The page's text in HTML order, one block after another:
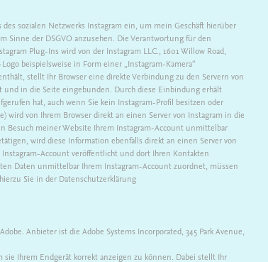
sozialen Netzwerks Instagram ein, um mein Geschäft hierüber
Sinne der DSGVO anzusehen. Die Verantwortung für den
Plug-Ins wird von der Instagram LLC., 1601 Willow Road,
beispielsweise in Form einer „Instagram-Kamera“
stellt Ihr Browser eine direkte Verbindung zu den Servern von
in die Seite eingebunden. Durch diese Einbindung erhält
hat, auch wenn Sie kein Instagram-Profil besitzen oder
wird von Ihrem Browser direkt an einen Server von Instagram in die
Besuch meiner Website Ihrem Instagram-Account unmittelbar
wird diese Information ebenfalls direkt an einen Server von
Account veröffentlicht und dort Ihren Kontakten
Daten unmittelbar Ihrem Instagram-Account zuordnet, müssen
Sie in der Datenschutzerklärung
Anbieter ist die Adobe Systems Incorporated, 345 Park Avenue,
Ihrem Endgerät korrekt anzeigen zu können. Dabei stellt Ihr